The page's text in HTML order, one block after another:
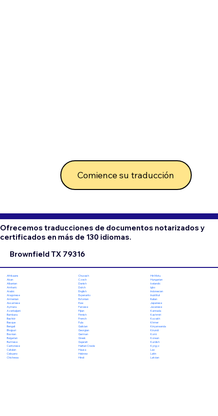
Comience su traducción
Ofrecemos traducciones de documentos notarizados y
certificados en más de 130 idiomas.
Brownfield TX 79316
Afrikaans
Akan
Albanian
Amharic
Arabic
Aragonese
Armenian
Assamese
Aymara
Azerbaijani
Bambara
Bashkir
Basque
Bengali
Bhojpuri
Bosnian
Bulgarian
Burmese
Cantonese
Catalan
Cebuano
Chichewa
Chuvash
Czech
Danish
Dutch
English
Esperanto
Estonian
Ewe
Faroese
Fijian
Finnish
French
Fula
Galician
Georgian
German
Greek
Gujarati
Haitian Creole
Hausa
Hebrew
Hindi
Hiri Motu
Hungarian
Icelandic
Igbo
Indonesian
Inuktitut
Italian
Japanese
Javanese
Kannada
Kashmiri
Kazakh
Khmer
Kinyarwanda
Kirundi
Komi
Korean
Kurdish
Kyrgyz
Lao
Latin
Latvian